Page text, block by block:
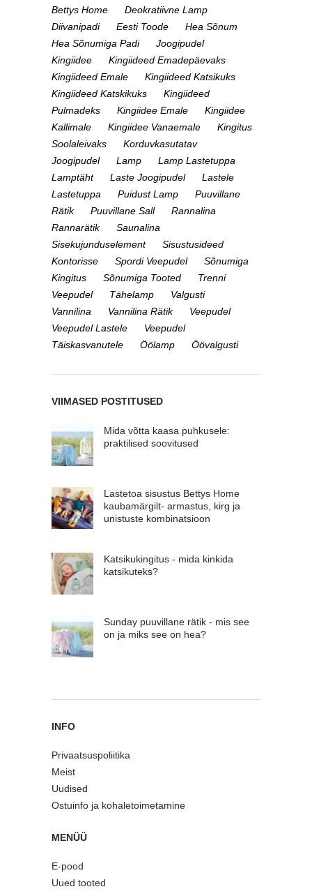
Bettys Home
Deokratiivne Lamp
Diivanipadi
Eesti Toode
Hea Sõnum
Hea Sõnumiga Padi
Joogipudel
Kingiidee
Kingiideed Emadepäevaks
Kingiideed Emale
Kingiideed Katsikuks
Kingiideed Katskikuks
Kingiideed
Pulmadeks
Kingiidee Emale
Kingiidee
Kallimale
Kingiidee Vanaemale
Kingitus
Soolaleivaks
Korduvkasutatav
Joogipudel
Lamp
Lamp Lastetuppa
Lamptäht
Laste Joogipudel
Lastele
Lastetuppa
Puidust Lamp
Puuvillane
Rätik
Puuvillane Sall
Rannalina
Rannarätik
Saunalina
Sisekujunduselement
Sisustusideed
Kontorisse
Spordi Veepudel
Sõnumiga
Kingitus
Sõnumiga Tooted
Trenni
Veepudel
Tähelamp
Valgusti
Vannilina
Vannilina Rätik
Veepudel
Veepudel Lastele
Veepudel
Täiskasvanutele
Öölamp Öövalgusti
VIIMASED POSTITUSED
Mida võtta kaasa puhkusele:
praktilised soovitused
Lastetoa sisustus Bettys Home
kaubamärgilt- armastus, kirg ja
unistuste kombinatsioon
Katsikukingitus - mida kinkida
katsikuteks?
Sunday puuvillane rätik - mis see
on ja miks see on hea?
INFO
Privaatsuspoliitika
Meist
Uudised
Ostuinfo ja kohaletoimetamine
MENÜÜ
E-pood
Uued tooted